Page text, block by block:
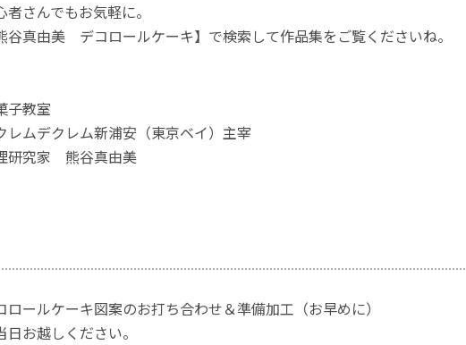
者さんでもお気軽に。
谷真由美 デコロールケーキ】で検索して作品集をご覧くださいね。
子教室
レムデクレム新浦安（東京ベイ）主宰
研究家 熊谷真由美
ロールケーキ図案のお打ち合わせ＆準備加工（お早めに）
お越しください。